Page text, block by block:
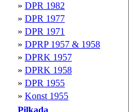
» DPR 1982
» DPR 1977
» DPR 1971
» DPRP 1957 & 1958
» DPRK 1957
» DPRK 1958
» DPR 1955
» Konst 1955
Pilkada